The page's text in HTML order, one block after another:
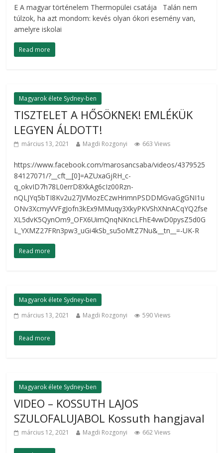
E A magyar történelem Thermopülei csatája Talán nem
túlzok, ha azt mondom: kevés olyan ókori esemény van,
amelyre iskolai
Read more
Magyarok élete Sydney-ben
TISZTELET A HŐSÖKNEK! EMLÉKÜK
LEGYEN ÁLDOTT!
március 13, 2021 Magdi Rozgonyi 663 Views
https://www.facebook.com/marosancsaba/videos/4379525
84127071/?__cft__[0]=AZUxaGjRH_c-
q_okvID7h78L0errD8XkAg6cIz00Rzn-
nQLJYq5bTI8Kv2u27JVMozECzwHrimnPSDDMGvaGgGNI1u
ONv3XcmyVVFgJofn3kEx9MMuqy3XkyPKVShXNnACqYQ2fse
XL5dvK5QynOm9_OFX6UimQnqNKncLFhE4vwD0pysZ5d0G
L_YXMZ27FRn3pw3_uGi4kSb_su5oMtZ7Nu&__tn__=-UK-R
Read more
Magyarok élete Sydney-ben
március 13, 2021
Magdi Rozgonyi 590 Views
Read more
Magyarok élete Sydney-ben
VIDEO – KOSSUTH LAJOS
SZULOFALUJABOL Kossuth hangjaval
március 12, 2021 Magdi Rozgonyi 662 Views